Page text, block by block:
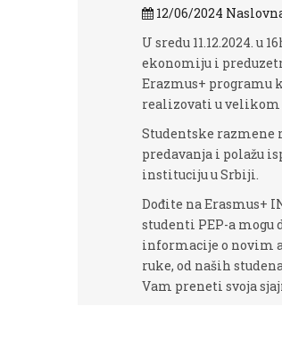
12/06/2024
U sredu 11.12.2024. u
ekonomiju i
Erazmus+ programu
realizovati u velikom
Studentske razmene
predavanja i polažu
instituciju u Srbiji.
Dođite na Erasmus+
studenti PEP-a mogu
informacije o novim
ruke, od naših
Vam preneti svoja